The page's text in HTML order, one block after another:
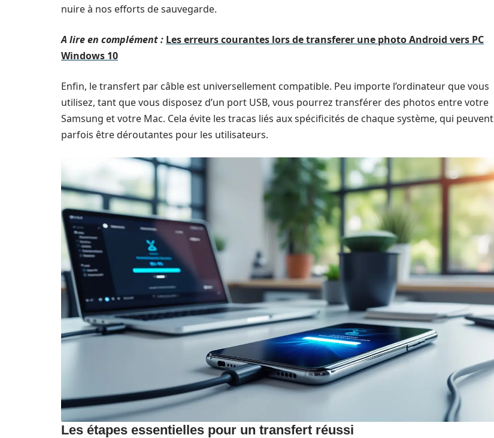
nuire à nos efforts de sauvegarde.
A lire en complément : Les erreurs courantes lors de transferer une photo Android vers PC
Windows 10
Enfin, le transfert par câble est universellement compatible. Peu importe l’ordinateur que vous
utilisez, tant que vous disposez d’un port USB, vous pourrez transférer des photos entre votre
Samsung et votre Mac. Cela évite les tracas liés aux spécificités de chaque système, qui peuvent
parfois être déroutantes pour les utilisateurs.
Les étapes essentielles pour un transfert réussi